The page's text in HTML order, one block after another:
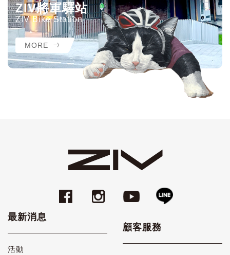
ZIV將軍驛站
ZIV Bike Station
MORE
最新消息
活動
顧客服務